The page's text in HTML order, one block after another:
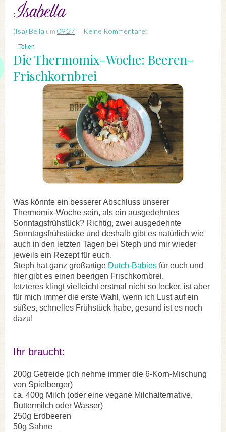
(Isa) Bella um 09:27 Keine Kommentare:
Teilen
Die Thermomix-Woche: Beeren-
Frischkornbrei
Was könnte ein besserer Abschluss unserer
Thermomix-Woche sein, als ein ausgedehntes
Sonntagsfrühstück? Richtig, zwei ausgedehnte
Sonntagsfrühstücke und deshalb gibt es natürlich wie
auch in den letzten Tagen bei Steph und mir wieder
jeweils ein Rezept für euch.
Steph hat ganz großartige Dutch-Babies für euch und
hier gibt es einen beerigen Frischkornbrei.
letzteres klingt vielleicht erstmal nicht so lecker, ist aber
für mich immer die erste Wahl, wenn ich Lust auf ein
süßes, schnelles Frühstück habe, gesund ist es noch
dazu!
Ihr braucht:
200g Getreide (Ich nehme immer die 6-Korn-Mischung
von Spielberger)
ca. 400g Milch (oder eine vegane Milchalternative,
Buttermilch oder Wasser)
250g Erdbeeren
50g Sahne